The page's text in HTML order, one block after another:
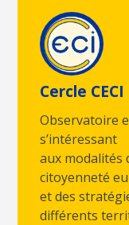
Cercle CECI
Observatoire
s’intéressant
aux modalités
citoyenneté
et des
différents